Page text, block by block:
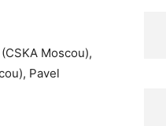
Moscou),
Pavel